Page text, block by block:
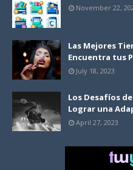
November 22,
Las Mejores
Encuentra tus
July 18, 2023
Los Desafíos
Lograr una
April 27, 2023